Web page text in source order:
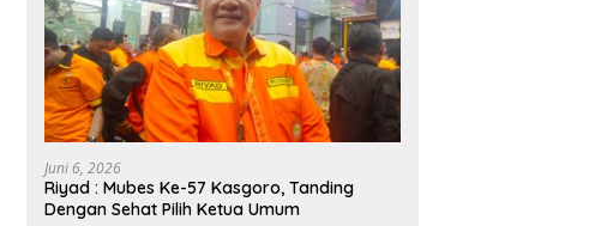
Juni 6, 2026
Riyad : Mubes Ke-57 Kasgoro, Tanding
Dengan Sehat Pilih Ketua Umum